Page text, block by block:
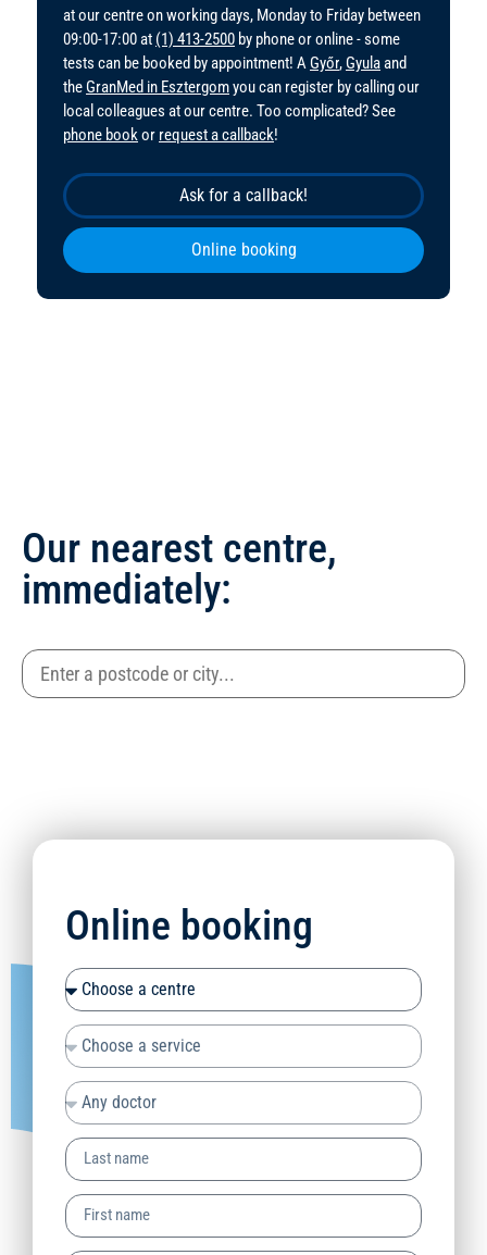
at our centre on working days, Monday to Friday between
09:00-17:00 at (1) 413-2500 by phone or online - some
tests can be booked by appointment! A Győr,Gyulaand
theGranMed in Esztergomyou can register by calling our
local colleagues at our centre. Too complicated? See
phone book or request a callback!
Ask for a callback!
Online booking
Our nearest centre,
immediately:
Online booking